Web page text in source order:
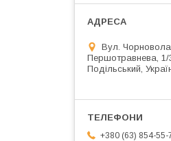
Вул.
Першотравнева, 1/
Подільський,
+380 (63) 854-55-